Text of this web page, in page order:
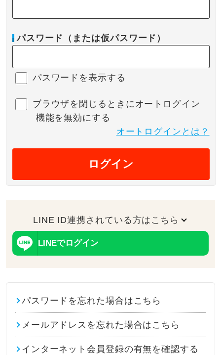
パスワード（または仮パスワード）
パスワードを表示する
ブラウザを閉じるときにオートログイン
機能を無効にする
オートログインとは？
ログイン
LINE ID連携されている方はこちら
LINEでログイン
パスワードを忘れた場合はこちら
メールアドレスを忘れた場合はこちら
インターネット会員登録の有無を確認する